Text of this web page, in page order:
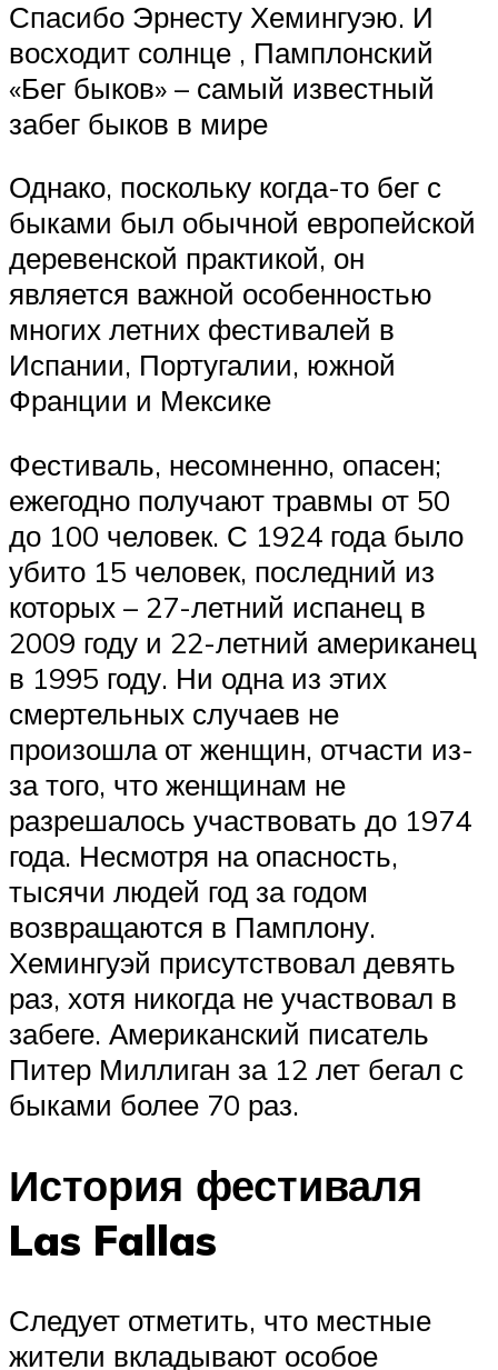
Спасибо Эрнесту Хемингуэю. И
восходит солнце , Памплонский
«Бег быков» – самый известный
забег быков в мире
Однако, поскольку когда-то бег с
быками был обычной европейской
деревенской практикой, он
является важной особенностью
многих летних фестивалей в
Испании, Португалии, южной
Франции и Мексике
Фестиваль, несомненно, опасен;
ежегодно получают травмы от 50
до 100 человек. С 1924 года было
убито 15 человек, последний из
которых – 27-летний испанец в
2009 году и 22-летний американец
в 1995 году. Ни одна из этих
смертельных случаев не
произошла от женщин, отчасти из-
за того, что женщинам не
разрешалось участвовать до 1974
года. Несмотря на опасность,
тысячи людей год за годом
возвращаются в Памплону.
Хемингуэй присутствовал девять
раз, хотя никогда не участвовал в
забеге. Американский писатель
Питер Миллиган за 12 лет бегал с
быками более 70 раз.
История фестиваля
Las Fallas
Следует отметить, что местные
жители вкладывают особое